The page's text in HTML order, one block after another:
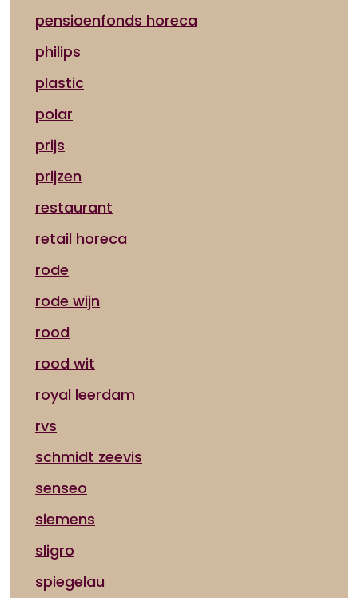
pensioenfonds horeca
philips
plastic
polar
prijs
prijzen
restaurant
retail horeca
rode
rode wijn
rood
rood wit
royal leerdam
rvs
schmidt zeevis
senseo
siemens
sligro
spiegelau